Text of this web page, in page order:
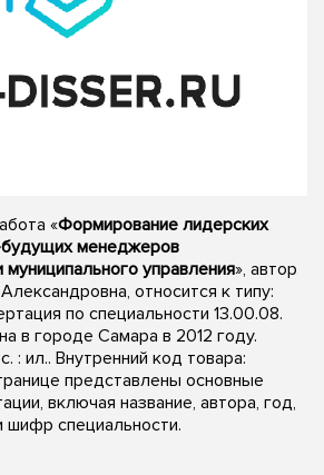
«Формирование лидерских
будущих менеджеров
муниципального управления», автор
относится к типу:
по специальности 13.00.08.
в городе Самара в 2012 году.
: ил.. Внутренний код товара:
представлены основные
включая название, автора, год,
шифр специальности.